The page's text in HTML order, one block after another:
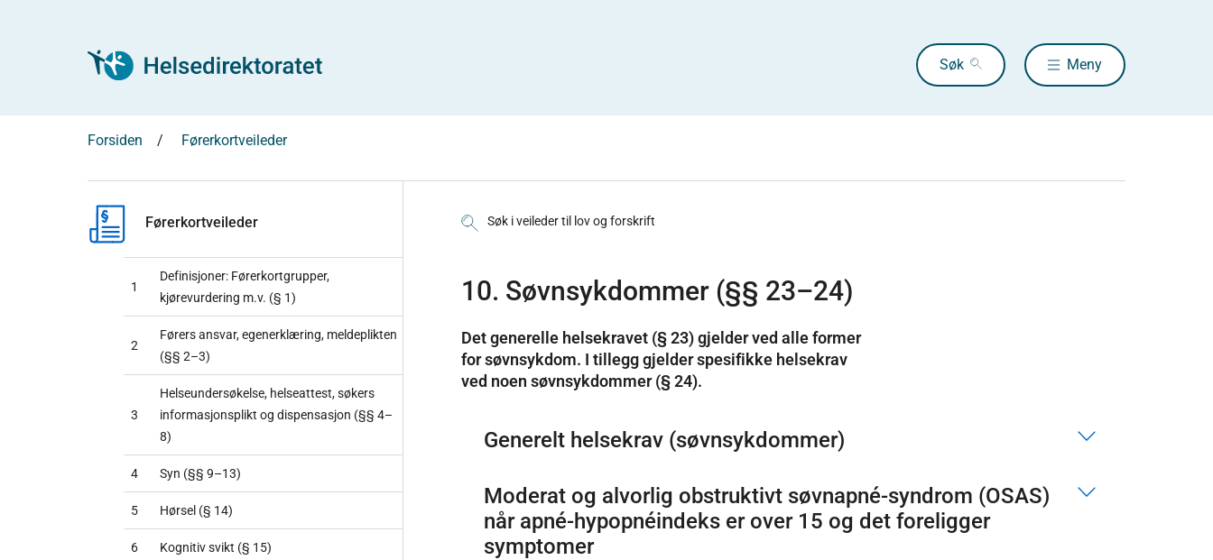
Søk Meny
Forsiden Førerkortveileder
Førerkortveileder
1
Definisjoner: Førerkortgrupper,
kjørevurdering m.v. (§ 1)
2
Førers ansvar, egenerklæring, meldeplikten
(§§ 2–3)
3
Helseundersøkelse, helseattest, søkers
informasjonsplikt og dispensasjon (§§ 4–
8)
4 Syn (§§ 9–13)
5 Hørsel (§ 14)
6 Kognitiv svikt (§ 15)
Søk i veileder til lov og forskrift
10. Søvnsykdommer (§§ 23–24)
Det generelle helsekravet (§ 23) gjelder ved alle former
for søvnsykdom. I tillegg gjelder spesifikke helsekrav
ved noen søvnsykdommer (§ 24).
Generelt helsekrav (søvnsykdommer)
Moderat og alvorlig obstruktivt søvnapné-syndrom (OSAS)
når apné-hypopnéindeks er over 15 og det foreligger
symptomer